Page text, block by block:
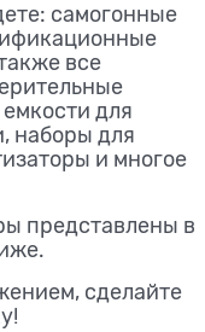
самогонные
все
для
наборы для
и многое
представлены в
сделайте